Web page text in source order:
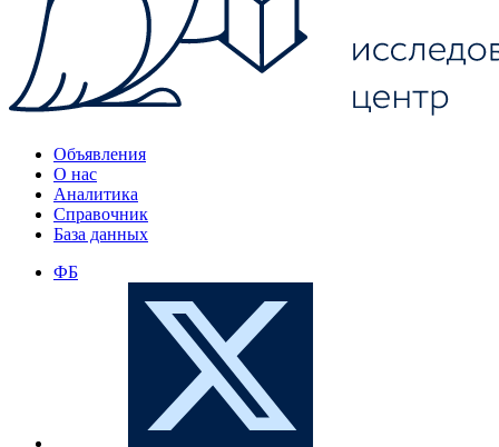
Объявления
О нас
Аналитика
Справочник
База данных
ФБ